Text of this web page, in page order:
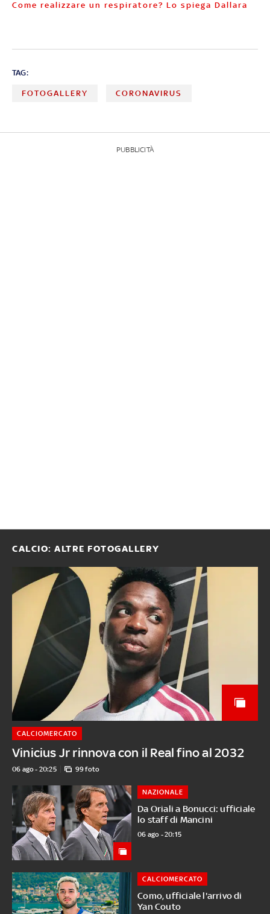
Come realizzare un respiratore? Lo spiega Dallara
TAG:
FOTOGALLERY CORONAVIRUS
PUBBLICITÀ
CALCIO: ALTRE FOTOGALLERY
Vinicius Jr rinnova con il Real fino al 2032
CALCIOMERCATO
06 ago - 20:25 99 foto
Da Oriali a Bonucci: ufficiale
lo staff di Mancini
NAZIONALE
06 ago - 20:15
Como, ufficiale l'arrivo di
Yan Couto
CALCIOMERCATO